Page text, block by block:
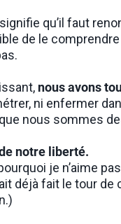
qu’il faut
de le comprendre
nous avons
ni enfermer
nous sommes
notre liberté.
je n’aime
déjà fait le tour de